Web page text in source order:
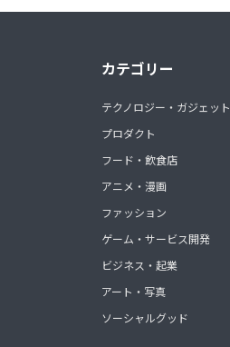
カテゴリー
テクノロジー・ガジェット
プロダクト
フード・飲食店
アニメ・漫画
ファッション
ゲーム・サービス開発
ビジネス・起業
アート・写真
ソーシャルグッド